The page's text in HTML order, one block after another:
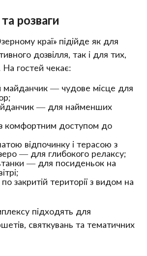
розваги
краї» підійде як для
дозвілля, так і для тих,
На гостей чекає:
майданчик — чудове місце для
— для найменших
комфортним доступом до
відпочинку і терасою з
— для глибокого релаксу;
— для посиденьок на
закритій території з видом на
підходять для
святкувань та тематичних